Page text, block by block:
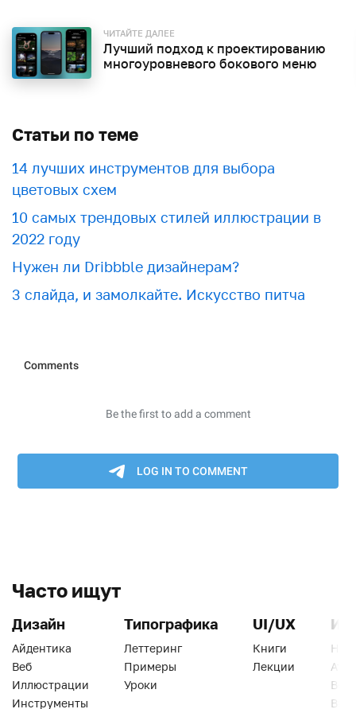
ЧИТАЙТЕ ДАЛЕЕ
Лучший подход к проектированию
многоуровневого бокового меню
Статьи по теме
​​14 лучших инструментов для выбора
цветовых схем
10 самых трендовых стилей иллюстрации в
2022 году
Нужен ли Dribbble дизайнерам?
3 слайда, и замолкайте. Искусство питча
Часто ищут
Дизайн
Айдентика
Веб
Иллюстрации
Инструменты
Типографика
Леттеринг
Примеры
Уроки
UI/UX
Книги
Лекции
Веб